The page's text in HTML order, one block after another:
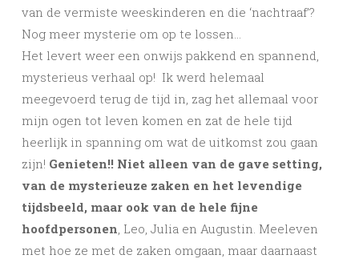
van de vermiste weeskinderen en die ‘nachtraaf’?
Nog meer mysterie om op te lossen…
Het levert weer een onwijs pakkend en spannend,
mysterieus verhaal op! Ik werd helemaal
meegevoerd terug de tijd in, zag het allemaal voor
mijn ogen tot leven komen en zat de hele tijd
heerlijk in spanning om wat de uitkomst zou gaan
zijn! Genieten!! Niet alleen van de gave setting,
van de mysterieuze zaken en het levendige
tijdsbeeld, maar ook van de hele fijne
hoofdpersonen, Leo, Julia en Augustin. Meeleven
met hoe ze met de zaken omgaan, maar daarnaast